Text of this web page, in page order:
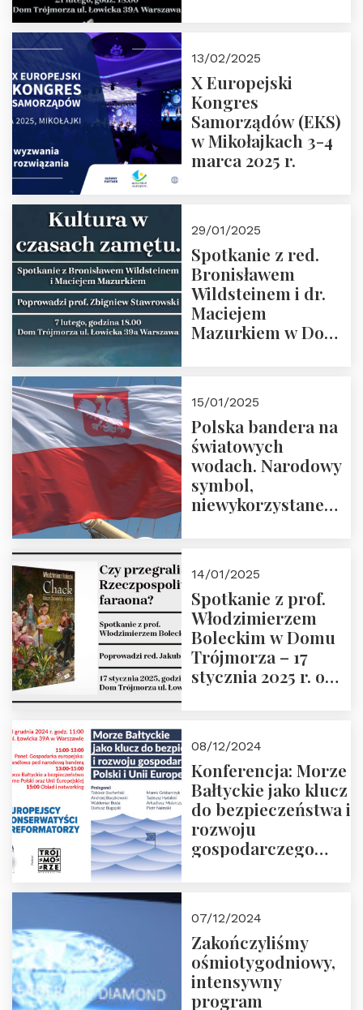
Zapraszamy
13/02/2025
X Europejski
Kongres
Samorządów (EKS)
w Mikołajkach 3-4
marca 2025 r.
29/01/2025
Spotkanie z red.
Bronisławem
Wildsteinem i dr.
Maciejem
Mazurkiem w Domu
Prowadzi prof.
Zbigniew
Stawrowski
15/01/2025
Polska bandera na
światowych
wodach. Narodowy
symbol,
niewykorzystane
14/01/2025
Spotkanie z prof.
Włodzimierzem
Boleckim w Domu
Trójmorza – 17
stycznia 2025 r. o
08/12/2024
Konferencja: Morze
Bałtyckie jako klucz
do bezpieczeństwa i
rozwoju
gospodarczego
ZAPRASZAMY
07/12/2024
Zakończyliśmy
ośmiotygodniowy,
intensywny
program